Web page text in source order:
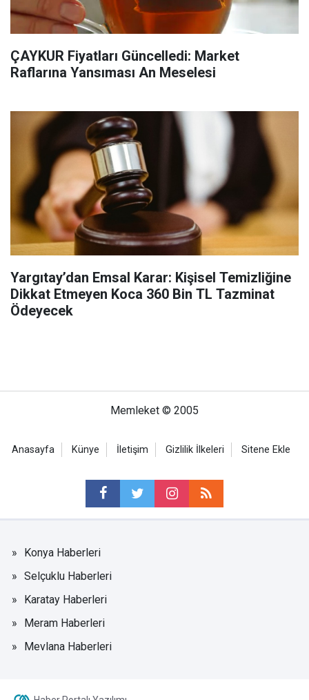
ÇAYKUR Fiyatları Güncelledi: Market
Raflarına Yansıması An Meselesi
Yargıtay’dan Emsal Karar: Kişisel Temizliğine
Dikkat Etmeyen Koca 360 Bin TL Tazminat
Ödeyecek
Memleket © 2005
Anasayfa Künye İletişim Gizlilik İlkeleri Sitene Ekle
Konya Haberleri
Selçuklu Haberleri
Karatay Haberleri
Meram Haberleri
Mevlana Haberleri